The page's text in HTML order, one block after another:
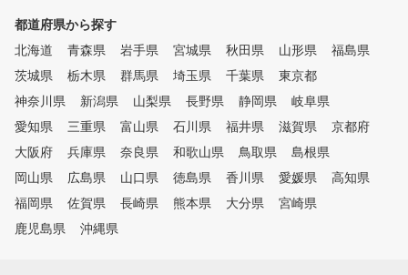
都道府県から探す
北海道
青森県 岩手県 宮城県 秋田県 山形県
福島県
茨城県
栃木県 群馬県 埼玉県 千葉県
東京都
神奈川県
新潟県 山梨県 長野県 静岡県
岐阜県
愛知県
三重県 富山県 石川県 福井県 滋賀県
京都府
大阪府
兵庫県 奈良県 和歌山県 鳥取県
島根県
岡山県
広島県 山口県 徳島県 香川県 愛媛県
高知県
福岡県
佐賀県 長崎県 熊本県 大分県
宮崎県
鹿児島県
沖縄県